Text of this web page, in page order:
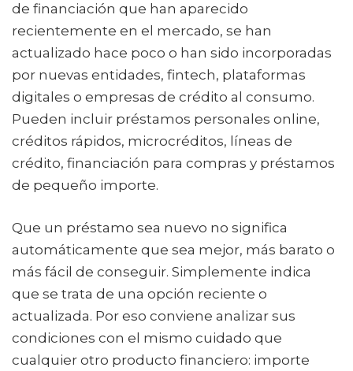
de financiación que han aparecido
recientemente en el mercado, se han
actualizado hace poco o han sido incorporadas
por nuevas entidades, fintech, plataformas
digitales o empresas de crédito al consumo.
Pueden incluir préstamos personales online,
créditos rápidos, microcréditos, líneas de
crédito, financiación para compras y préstamos
de pequeño importe.
Que un préstamo sea nuevo no significa
automáticamente que sea mejor, más barato o
más fácil de conseguir. Simplemente indica
que se trata de una opción reciente o
actualizada. Por eso conviene analizar sus
condiciones con el mismo cuidado que
cualquier otro producto financiero: importe